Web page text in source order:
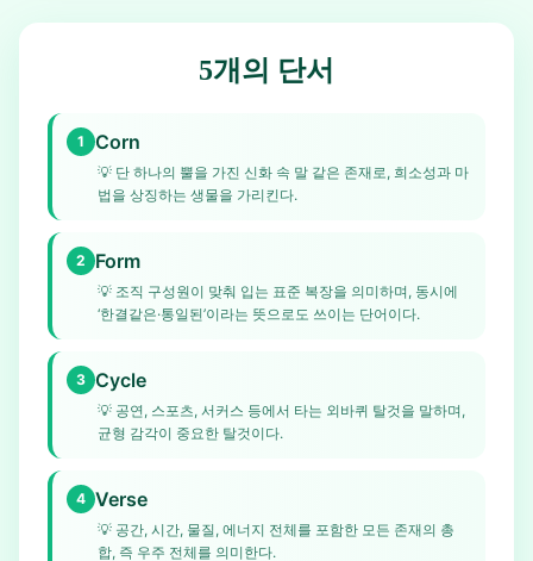
5개의 단서
1 Corn
💡 단 하나의 뿔을 가진 신화 속 말 같은 존재로, 희소성과 마
법을 상징하는 생물을 가리킨다.
2 Form
💡 조직 구성원이 맞춰 입는 표준 복장을 의미하며, 동시에
‘한결같은·통일된’이라는 뜻으로도 쓰이는 단어이다.
3 Cycle
💡 공연, 스포츠, 서커스 등에서 타는 외바퀴 탈것을 말하며,
균형 감각이 중요한 탈것이다.
4 Verse
💡 공간, 시간, 물질, 에너지 전체를 포함한 모든 존재의 총
합, 즉 우주 전체를 의미한다.